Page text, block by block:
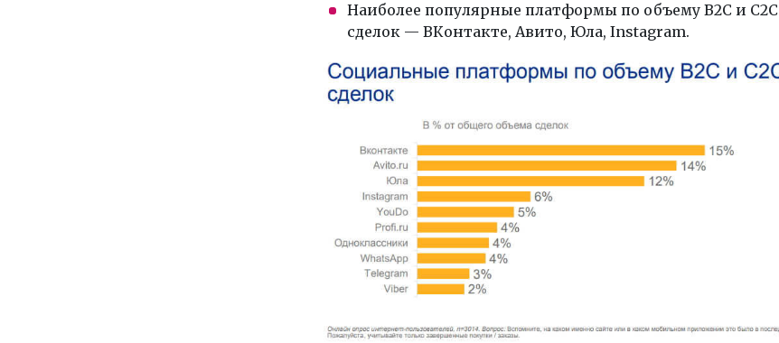
Наиболее популярные платформы по объему B2C и С2С
сделок — ВКонтакте, Авито, Юла, Instagram.